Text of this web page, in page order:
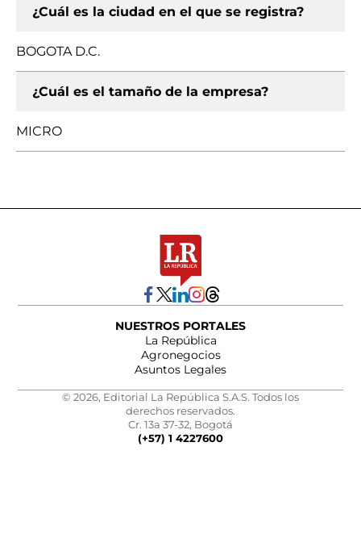
¿Cuál es la ciudad en el que se registra?
BOGOTA D.C.
¿Cuál es el tamaño de la empresa?
MICRO
NUESTROS PORTALES
La República
Agronegocios
Asuntos Legales
© 2026, Editorial La República S.A.S. Todos los
derechos reservados.
Cr. 13a 37-32, Bogotá
(+57) 1 4227600